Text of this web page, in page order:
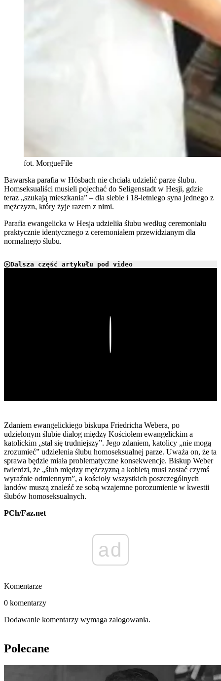
fot. MorgueFile
Bawarska parafia w Hösbach nie chciała udzielić parze ślubu.
Homseksualiści musieli pojechać do Seligenstadt w Hesji, gdzie
teraz „szukają mieszkania” – dla siebie i 18-letniego syna jednego z
mężczyzn, który żyje razem z nimi.
Parafia ewangelicka w Hesja udzieliła ślubu według ceremoniału
praktycznie identycznego z ceremoniałem przewidzianym dla
normalnego ślubu.
Dalsza część artykułu pod video
Zdaniem ewangelickiego biskupa Friedricha Webera, po
udzielonym ślubie dialog między Kościołem ewangelickim a
katolickim „stał się trudniejszy”. Jego zdaniem, katolicy „nie mogą
zrozumieć” udzielenia ślubu homoseksualnej parze. Uważa on, że ta
sprawa będzie miała problematyczne konsekwencje. Biskup Weber
twierdzi, że „ślub między mężczyzną a kobietą musi zostać czymś
wyraźnie odmiennym”, a kościoły wszystkich poszczególnych
landów muszą znaleźć ze sobą wzajemne porozumienie w kwestii
ślubów homoseksualnych.
PCh/Faz.net
ad
Komentarze
0 komentarzy
Dodawanie komentarzy wymaga zalogowania.
Polecane